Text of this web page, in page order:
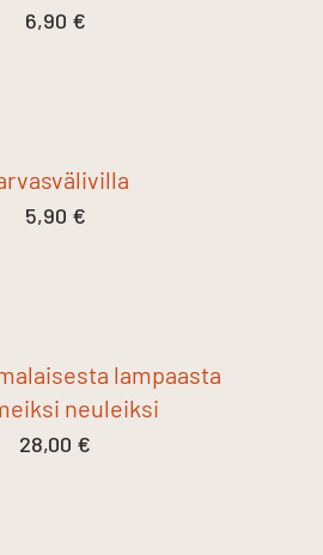
6,90 €
5,90 €
lampaasta
neuleiksi
28,00 €